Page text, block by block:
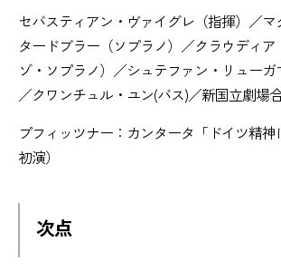
セバスティアン・ヴァイグレ（指揮）／
タードブラー（ソプラノ）／クラウディア
ゾ・ソプラノ）／シュテファン・リューガ
／クワンチュル・ユン(バス)／新国立劇場
プフィッツナー：カンタータ「ドイツ精
初演）
次点